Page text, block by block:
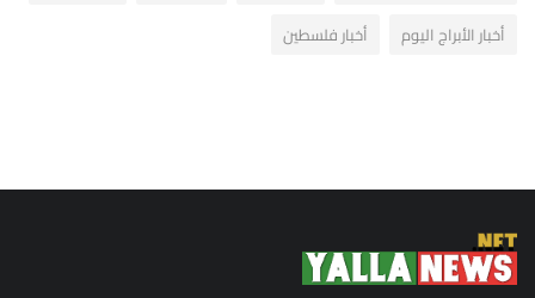
أخبار الأبراج اليوم
أخبار فلسطين